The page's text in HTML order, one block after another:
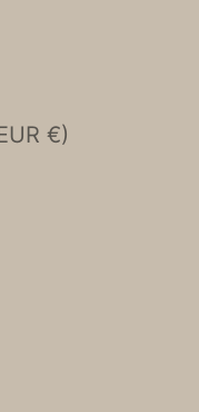
Bosnia & Herzegovina (EUR €)